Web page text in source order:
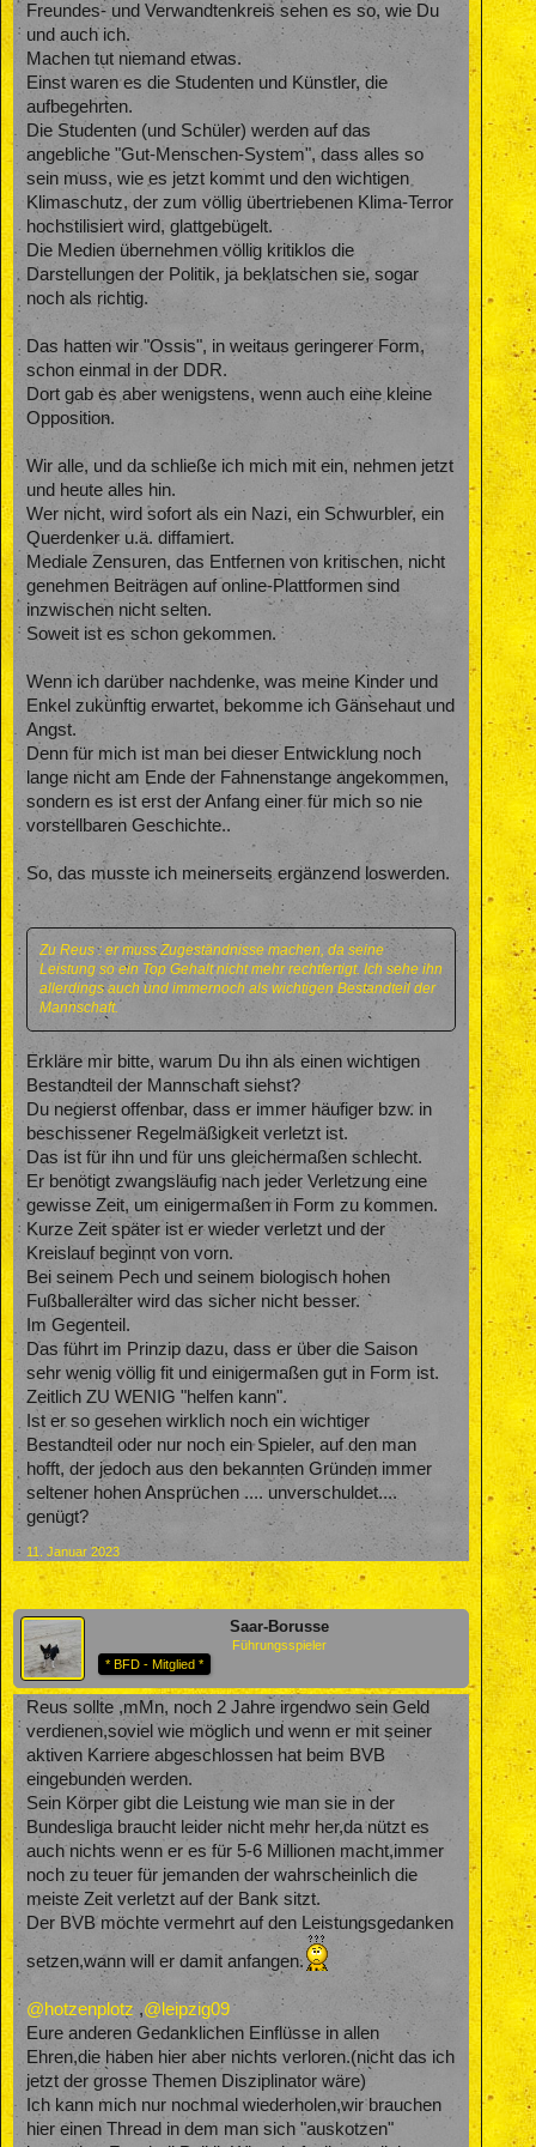
) nicht wissen, wovon sie ihre nächste Gasrechnung bezahlen
sollen. Das ist gelebte Ungerechtigkeit. An solch asozialem
Denken sind schon so manche Syteme gescheitert.
Diesen kleinen Frust musste ich kurz mal loswerden.
Freundes- und Verwandtenkreis sehen es so, wie Du
und auch ich.
Machen tut niemand etwas.
Einst waren es die Studenten und Künstler, die
aufbegehrten.
Die Studenten (und Schüler) werden auf das
angebliche "Gut-Menschen-System", dass alles so
sein muss, wie es jetzt kommt und den wichtigen
Klimaschutz, der zum völlig übertriebenen Klima-Terror
hochstilisiert wird, glattgebügelt.
Die Medien übernehmen völlig kritiklos die
Darstellungen der Politik, ja beklatschen sie, sogar
noch als richtig.
Das hatten wir "Ossis", in weitaus geringerer Form,
schon einmal in der DDR.
Dort gab es aber wenigstens, wenn auch eine kleine
Opposition.
Wir alle, und da schließe ich mich mit ein, nehmen jetzt
und heute alles hin.
Wer nicht, wird sofort als ein Nazi, ein Schwurbler, ein
Querdenker u.ä. diffamiert.
Mediale Zensuren, das Entfernen von kritischen, nicht
genehmen Beiträgen auf online-Plattformen sind
inzwischen nicht selten.
Soweit ist es schon gekommen.
Wenn ich darüber nachdenke, was meine Kinder und
Enkel zukünftig erwartet, bekomme ich Gänsehaut und
Angst.
Denn für mich ist man bei dieser Entwicklung noch
lange nicht am Ende der Fahnenstange angekommen,
sondern es ist erst der Anfang einer für mich so nie
vorstellbaren Geschichte..
So, das musste ich meinerseits ergänzend loswerden.
Zu Reus : er muss Zugeständnisse machen, da seine
Leistung so ein Top Gehalt nicht mehr rechtfertigt. Ich sehe ihn
allerdings auch und immernoch als wichtigen Bestandteil der
Mannschaft.
Erkläre mir bitte, warum Du ihn als einen wichtigen
Bestandteil der Mannschaft siehst?
Du negierst offenbar, dass er immer häufiger bzw. in
beschissener Regelmäßigkeit verletzt ist.
Das ist für ihn und für uns gleichermaßen schlecht.
Er benötigt zwangsläufig nach jeder Verletzung eine
gewisse Zeit, um einigermaßen in Form zu kommen.
Kurze Zeit später ist er wieder verletzt und der
Kreislauf beginnt von vorn.
Bei seinem Pech und seinem biologisch hohen
Fußballeralter wird das sicher nicht besser.
Im Gegenteil.
Das führt im Prinzip dazu, dass er über die Saison
sehr wenig völlig fit und einigermaßen gut in Form ist.
Zeitlich ZU WENIG "helfen kann".
Ist er so gesehen wirklich noch ein wichtiger
Bestandteil oder nur noch ein Spieler, auf den man
hofft, der jedoch aus den bekannten Gründen immer
seltener hohen Ansprüchen .... unverschuldet....
genügt?
11. Januar 2023
Saar-Borusse
Führungsspieler
* BFD - Mitglied *
Reus sollte ,mMn, noch 2 Jahre irgendwo sein Geld
verdienen,soviel wie möglich und wenn er mit seiner
aktiven Karriere abgeschlossen hat beim BVB
eingebunden werden.
Sein Körper gibt die Leistung wie man sie in der
Bundesliga braucht leider nicht mehr her,da nützt es
auch nichts wenn er es für 5-6 Millionen macht,immer
noch zu teuer für jemanden der wahrscheinlich die
meiste Zeit verletzt auf der Bank sitzt.
Der BVB möchte vermehrt auf den Leistungsgedanken
setzen,wann will er damit anfangen.
@hotzenplotz ,@leipzig09
Eure anderen Gedanklichen Einflüsse in allen
Ehren,die haben hier aber nichts verloren.(nicht das ich
jetzt der grosse Themen Disziplinator wäre)
Ich kann mich nur nochmal wiederholen,wir brauchen
hier einen Thread in dem man sich "auskotzen"